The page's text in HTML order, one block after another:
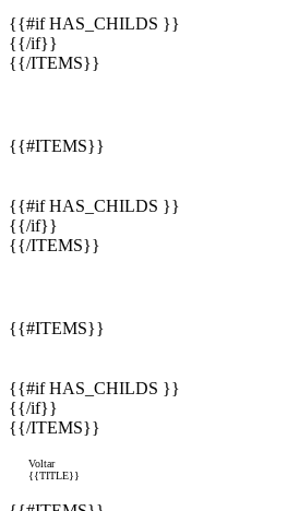
{{#if HAS_CHILDS }}
{{/if}}
{{/ITEMS}}
{{#ITEMS}}
{{#if HAS_CHILDS }}
{{/if}}
{{/ITEMS}}
{{#ITEMS}}
{{#if HAS_CHILDS }}
{{/if}}
{{/ITEMS}}
Voltar
{{TITLE}}